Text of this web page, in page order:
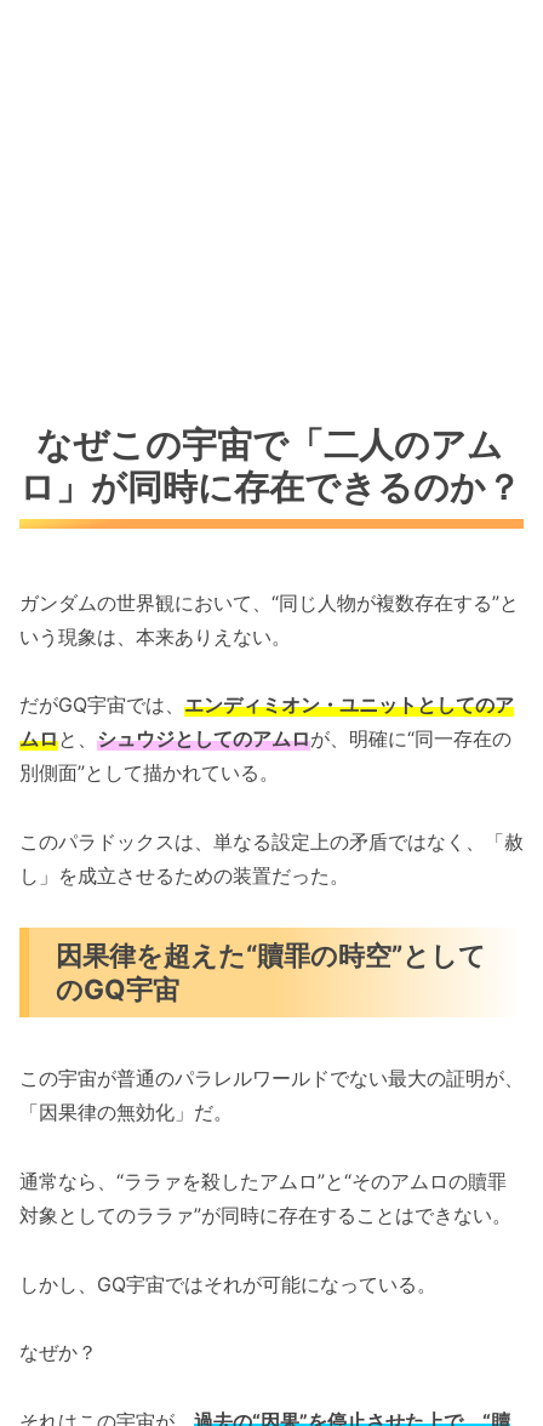
なぜこの宇宙で「二人のアム
ロ」が同時に存在できるのか？
ガンダムの世界観において、“同じ人物が複数存在する”と
いう現象は、本来ありえない。
だがGQ宇宙では、 エンディミオン・ユニットとしてのア
ムロと、 シュウジとしてのアムロが、明確に“同一存在の
別側面”として描かれている。
このパラドックスは、単なる設定上の矛盾ではなく、「赦
し」を成立させるための装置だった。
因果律を超えた“贖罪の時空”として
のGQ宇宙
この宇宙が普通のパラレルワールドでない最大の証明が、
「因果律の無効化」だ。
通常なら、“ララァを殺したアムロ”と“そのアムロの贖罪
対象としてのララァ”が同時に存在することはできない。
しかし、GQ宇宙ではそれが可能になっている。
なぜか？